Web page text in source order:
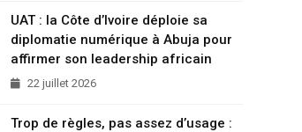
UAT : la Côte d’Ivoire déploie sa
diplomatie numérique à Abuja pour
affirmer son leadership africain
22 juillet 2026
Trop de règles, pas assez d’usage :